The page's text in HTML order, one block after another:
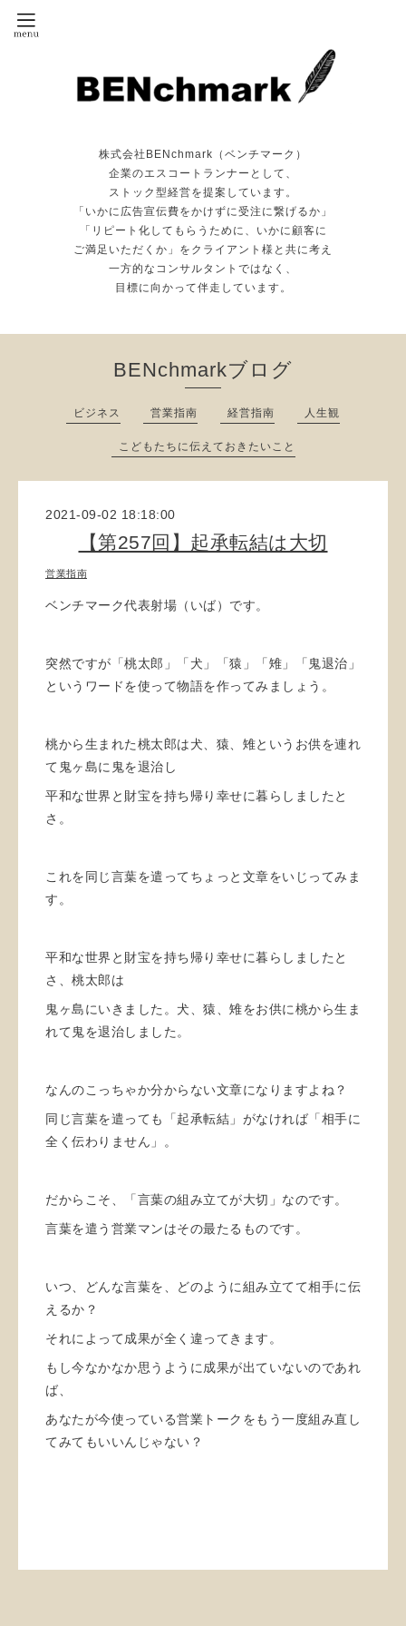
株式会社BENchmark（ベンチマーク）
企業のエスコートランナーとして、
ストック型経営を提案しています。
「いかに広告宣伝費をかけずに受注に繋げるか」
「リピート化してもらうために、いかに顧客に
ご満足いただくか」をクライアント様と共に考え
一方的なコンサルタントではなく、
目標に向かって伴走しています。
BENchmarkブログ
ビジネス 営業指南 経営指南 人生観
こどもたちに伝えておきたいこと
2021-09-02 18:18:00
【第257回】起承転結は大切
営業指南
ベンチマーク代表射場（いば）です。
突然ですが「桃太郎」「犬」「猿」「雉」「鬼退治」
というワードを使って物語を作ってみましょう。
桃から生まれた桃太郎は犬、猿、雉というお供を連れ
て鬼ヶ島に鬼を退治し
平和な世界と財宝を持ち帰り幸せに暮らしましたと
さ。
これを同じ言葉を遣ってちょっと文章をいじってみま
す。
平和な世界と財宝を持ち帰り幸せに暮らしましたと
さ、桃太郎は
鬼ヶ島にいきました。犬、猿、雉をお供に桃から生ま
れて鬼を退治しました。
なんのこっちゃか分からない文章になりますよね？
同じ言葉を遣っても「起承転結」がなければ「相手に
全く伝わりません」。
だからこそ、「言葉の組み立てが大切」なのです。
言葉を遣う営業マンはその最たるものです。
いつ、どんな言葉を、どのように組み立てて相手に伝
えるか？
それによって成果が全く違ってきます。
もし今なかなか思うように成果が出ていないのであれ
ば、
あなたが今使っている営業トークをもう一度組み直し
てみてもいいんじゃない？